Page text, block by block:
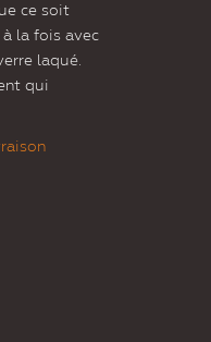
ce soit
la fois avec
laqué.
qui